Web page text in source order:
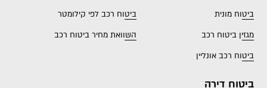
ביטוח מונית
ביטוח רכב לפי קילומטר
מגזין ביטוח רכב
השוואת מחיר ביטוח רכב
ביטוח רכב אונליין
ביטוח דירה